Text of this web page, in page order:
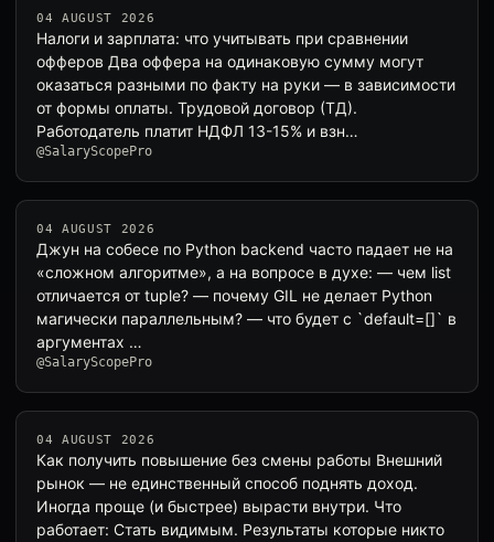
04 AUGUST 2026
Налоги и зарплата: что учитывать при сравнении
офферов Два оффера на одинаковую сумму могут
оказаться разными по факту на руки — в зависимости
от формы оплаты. Трудовой договор (ТД).
Работодатель платит НДФЛ 13-15% и взн…
@SalaryScopePro
04 AUGUST 2026
Джун на собесе по Python backend часто падает не на
«сложном алгоритме», а на вопросе в духе: — чем list
отличается от tuple? — почему GIL не делает Python
магически параллельным? — что будет с `default=[]` в
аргументах …
@SalaryScopePro
04 AUGUST 2026
Как получить повышение без смены работы Внешний
рынок — не единственный способ поднять доход.
Иногда проще (и быстрее) вырасти внутри. Что
работает: Стать видимым. Результаты которые никто